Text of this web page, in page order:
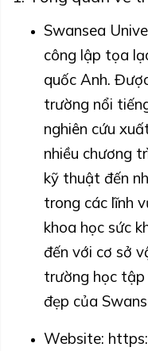
Swansea
công lập tọa
quốc Anh.
trường nổi
nghiên cứu
nhiều chương
kỹ thuật đến
trong các lĩnh
khoa học sức
đến với cơ sở
trường học tập
đẹp của
Website: